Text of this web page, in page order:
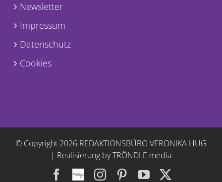
Newsletter
Impressum
Datenschutz
Cookies
© Copyright 2026 REDAKTIONSBÜRO VERONIKA HUG
| Realisierung by TRÖNDLE.media
Facebook